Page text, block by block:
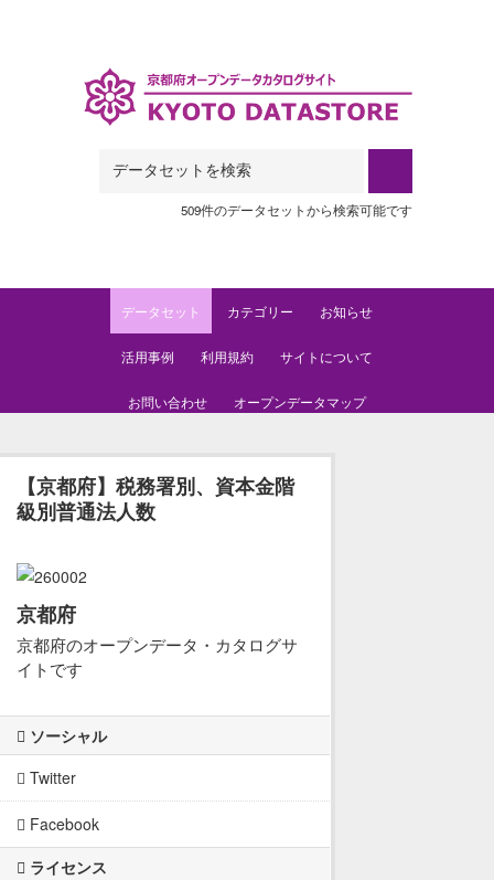
509件のデータセットから検索可能です
データセット カテゴリー お知らせ
活用事例 利用規約 サイトについて
お問い合わせ オープンデータマップ
【京都府】税務署別、資本金階
級別普通法人数
京都府
京都府のオープンデータ・カタログサ
イトです
ソーシャル
Twitter
Facebook
ライセンス